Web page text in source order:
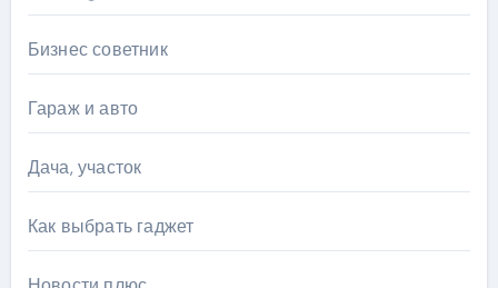
Бизнес советник
Гараж и авто
Дача, участок
Как выбрать гаджет